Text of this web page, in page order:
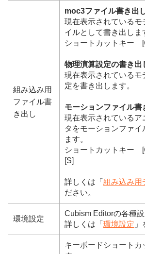
組み込み用
ファイル書
き出し
moc3ファイル書き出
現在表示されているモ
イルとして書き出しま
ショートカットキー
物理演算設定の書き出
現在表示されているモ
定を書き出します。
モーションファイル書
現在表示されているア
タをモーションファイ
ます。
ショートカットキー
[S]
詳しくは「 組み込み用
ださい。
環境設定
Cubism Editorの各種設
詳しくは「 環境設定
キーボードショートカ